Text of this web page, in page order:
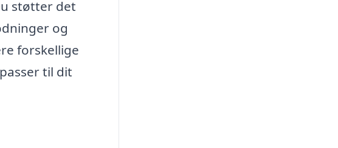
støtter det
og
forskellige
til dit